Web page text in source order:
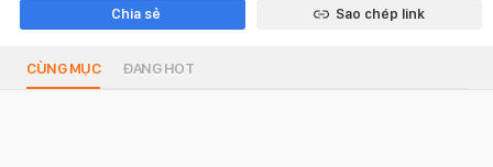
Chia sẻ Sao chép link
CÙNG MỤC ĐANG HOT